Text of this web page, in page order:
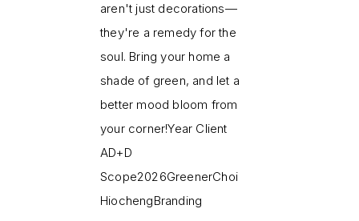
aren't just decorations—
they're a remedy for the
soul. Bring your home a
shade of green, and let a
better mood bloom from
your corner!Year Client
AD+D
Scope2026GreenerChoi
HiochengBranding